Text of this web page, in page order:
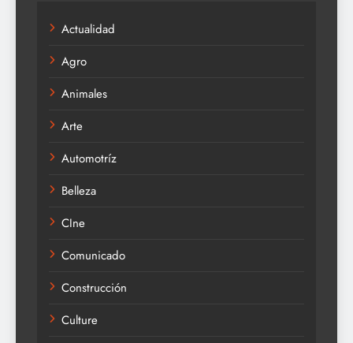
Actualidad
Agro
Animales
Arte
Automotríz
Belleza
CIne
Comunicado
Construcción
Culture